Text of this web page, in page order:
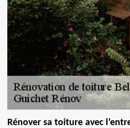
Rénover sa toiture avec